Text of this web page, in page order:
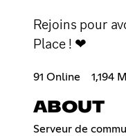
Rejoins pour
Place ! ❤
91 Online 1,194
ABOUT
Serveur de